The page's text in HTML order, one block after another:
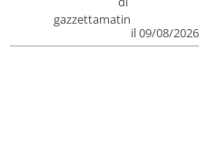
gazzettamatin
il 09/08/2026